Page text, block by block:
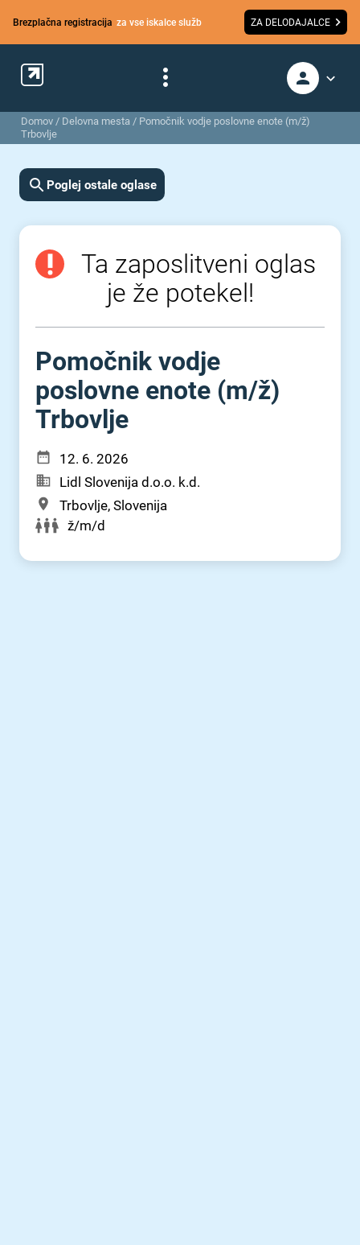
Brezplačna registracija za vse iskalce služb ZA DELODAJALCE
Domov / Delovna mesta / Pomočnik vodje poslovne enote (m/ž)
Trbovlje
Poglej ostale oglase
Ta zaposlitveni oglas
je že potekel!
Pomočnik vodje
poslovne enote (m⁠/⁠ž)
Trbovlje
12. 6. 2026
Lidl Slovenija d.o.o. k.d.
Trbovlje, Slovenija
ž/m/d